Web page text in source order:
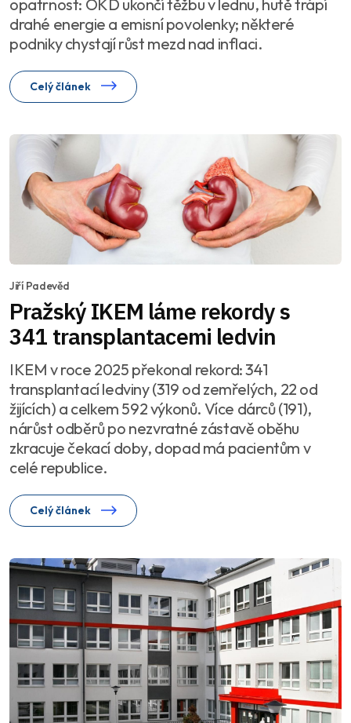
opatrnost: OKD ukončí těžbu v lednu, hutě trápí
drahé energie a emisní povolenky; některé
podniky chystají růst mezd nad inflaci.
Celý článek
Jiří Padevěd
Pražský IKEM láme rekordy s
341 transplantacemi ledvin
IKEM v roce 2025 překonal rekord: 341
transplantací ledviny (319 od zemřelých, 22 od
žijících) a celkem 592 výkonů. Více dárců (191),
nárůst odběrů po nezvratné zástavě oběhu
zkracuje čekací doby, dopad má pacientům v
celé republice.
Celý článek